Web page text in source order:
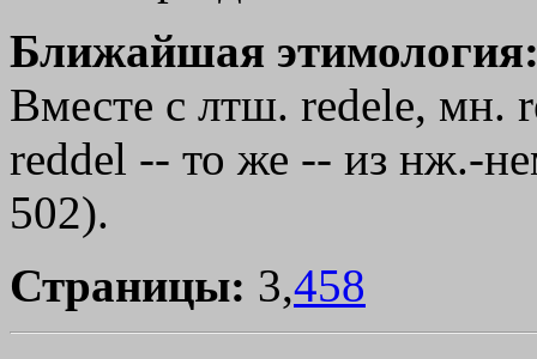
Ближайшая
Вместе с лтш. rеdеlе, мн.
reddel -- то же -- из нж.-
502).
Страницы: 3,458